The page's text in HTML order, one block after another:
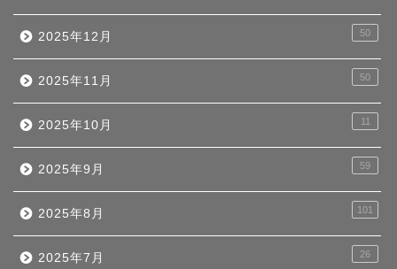
2025年12月 50
2025年11月 50
2025年10月 11
2025年9月 59
2025年8月 101
2025年7月 26